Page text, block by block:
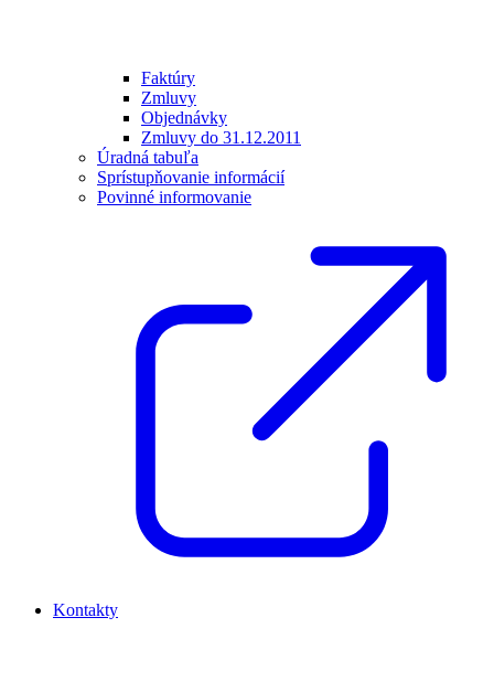
Faktúry
Zmluvy
Objednávky
Zmluvy do 31.12.2011
Úradná tabuľa
Sprístupňovanie informácií
Povinné informovanie
Kontakty